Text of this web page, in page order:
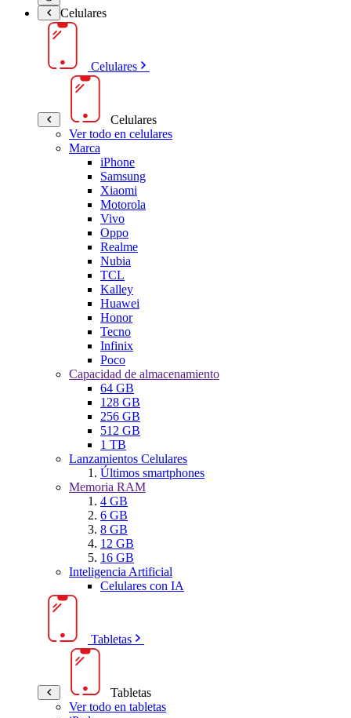
Celulares
Celulares
Celulares
Ver todo en celulares
Marca
iPhone
Samsung
Xiaomi
Motorola
Vivo
Oppo
Realme
Nubia
TCL
Kalley
Huawei
Honor
Tecno
Infinix
Poco
Capacidad de almacenamiento
64 GB
128 GB
256 GB
512 GB
1 TB
Lanzamientos Celulares
Últimos smartphones
Memoria RAM
4 GB
6 GB
8 GB
12 GB
16 GB
Inteligencia Artificial
Celulares con IA
Tabletas
Tabletas
Ver todo en tabletas